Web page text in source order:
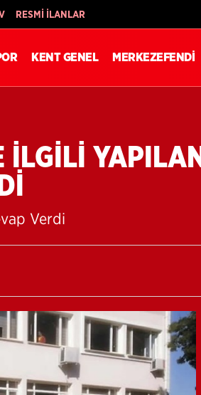
RESMİ İLANLAR
KENT GENEL MERKEZEFENDİ
İLGİLİ YAPILAN
Verdi